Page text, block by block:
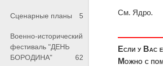
Сценарные планы 5
Военно-исторический
фестиваль "ДЕНЬ
БОРОДИНА"
62
См. Ядро.
Если у Вас
Можно с